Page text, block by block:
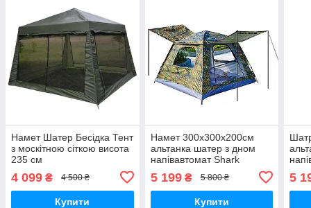
Намет Шатер Бесідка Тент
з москітною сіткою висота
235 см
4 099 ₴ 4 500 ₴
Купити
Намет 300x300x200см
альтанка шатер з дном
напівавтомат Shark
5 199₴ 5 800 ₴
Купити
5